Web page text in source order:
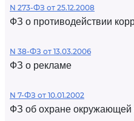
N 273-ФЗ от 25.12.2008
ФЗ о противодействии
N 38-ФЗ от 13.03.2006
ФЗ о рекламе
N 7-ФЗ от 10.01.2002
ФЗ об охране окружающей